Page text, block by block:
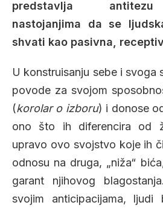
predstavlja antitezu
nastojanjima da se
shvati kao pasivna,
U konstruisanju sebe i svoga
povode za svojom
(korolar o izboru) i donose
ono što ih diferencira od
upravo ovo svojstvo koje ih
odnosu na druga, „niža“
garant njihovog
svojim anticipacijama, ljudi